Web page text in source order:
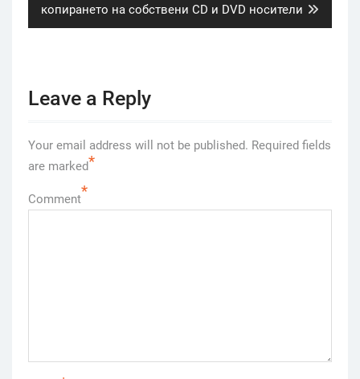
post:
копирането на собствени CD и DVD носители
Leave a Reply
Your email address will not be published. Required fields
are marked*
Comment*